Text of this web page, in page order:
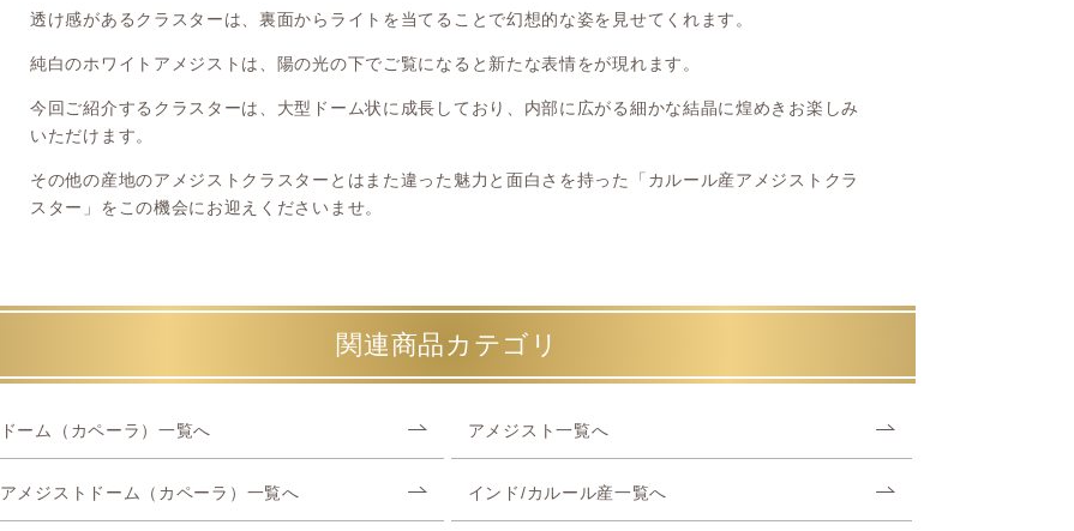
透け感があるクラスターは、裏面からライトを当てることで幻想的な姿を見せてくれます。
純白のホワイトアメジストは、陽の光の下でご覧になると新たな表情をが現れます。
今回ご紹介するクラスターは、大型ドーム状に成長しており、内部に広がる細かな結晶に煌めきお楽しみ
いただけます。
その他の産地のアメジストクラスターとはまた違った魅力と面白さを持った「カルール産アメジストクラ
スター」をこの機会にお迎えくださいませ。
関連商品カテゴリ
ドーム（カペーラ）一覧へ アメジスト一覧へ
アメジストドーム（カペーラ）一覧へ インド/カルール産一覧へ